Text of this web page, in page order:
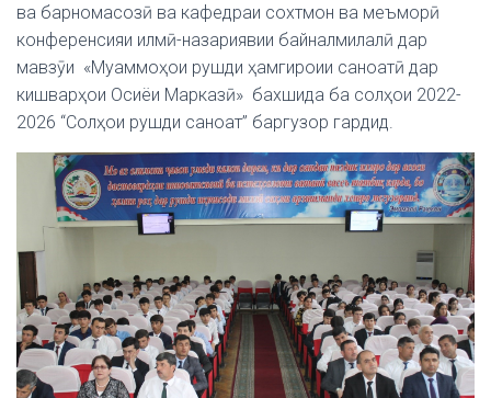
ва барномасозӣ ва кафедраи сохтмон ва меъморӣ
конференсияи илмӣ-назариявии байналмилалӣ дар
мавзӯи «Муаммоҳои рушди ҳамгироии саноатӣ дар
кишварҳои Осиёи Марказӣ» бахшида ба солҳои 2022-
2026 “Солҳои рушди саноат” баргузор гардид.